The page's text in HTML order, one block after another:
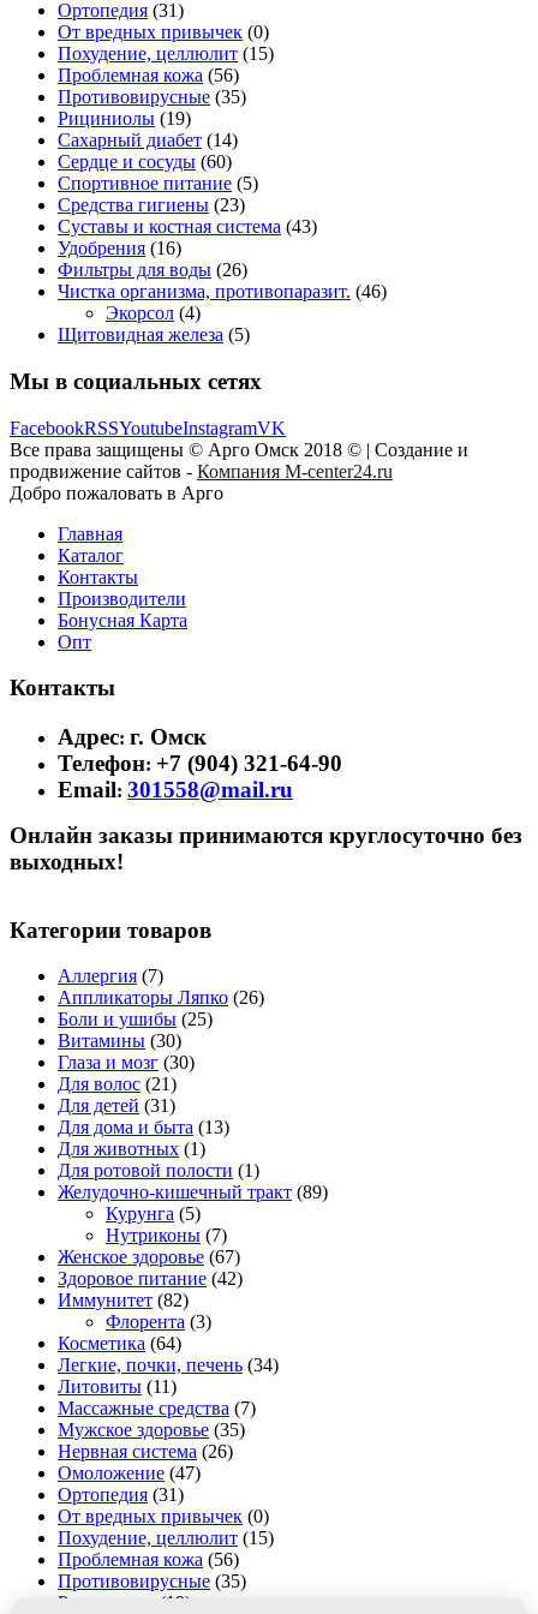
Ортопедия (31)
От вредных привычек (0)
Похудение, целлюлит (15)
Проблемная кожа (56)
Противовирусные (35)
Рициниолы (19)
Сахарный диабет (14)
Сердце и сосуды (60)
Спортивное питание (5)
Средства гигиены (23)
Суставы и костная система (43)
Удобрения (16)
Фильтры для воды (26)
Чистка организма, противопаразит. (46)
Экорсол (4)
Щитовидная железа (5)
Мы в социальных сетях
FacebookRSSYoutubeInstagramVK
Все права защищены © Арго Омск 2018 © | Создание и
продвижение сайтов - Компания M-center24.ru
Добро пожаловать в Арго
Главная
Каталог
Контакты
Производители
Бонусная Карта
Опт
Контакты
Адрес: г. Омск
Телефон: +7 (904) 321-64-90
Email: 301558@mail.ru
Онлайн заказы принимаются круглосуточно без
выходных!
Категории товаров
Аллергия (7)
Аппликаторы Ляпко (26)
Боли и ушибы (25)
Витамины (30)
Глаза и мозг (30)
Для волос (21)
Для детей (31)
Для дома и быта (13)
Для животных (1)
Для ротовой полости (1)
Желудочно-кишечный тракт (89)
Курунга (5)
Нутриконы (7)
Женское здоровье (67)
Здоровое питание (42)
Иммунитет (82)
Флорента (3)
Косметика (64)
Легкие, почки, печень (34)
Литовиты (11)
Массажные средства (7)
Мужское здоровье (35)
Нервная система (26)
Омоложение (47)
Ортопедия (31)
От вредных привычек (0)
Похудение, целлюлит (15)
Проблемная кожа (56)
Противовирусные (35)
Рициниолы
(19)